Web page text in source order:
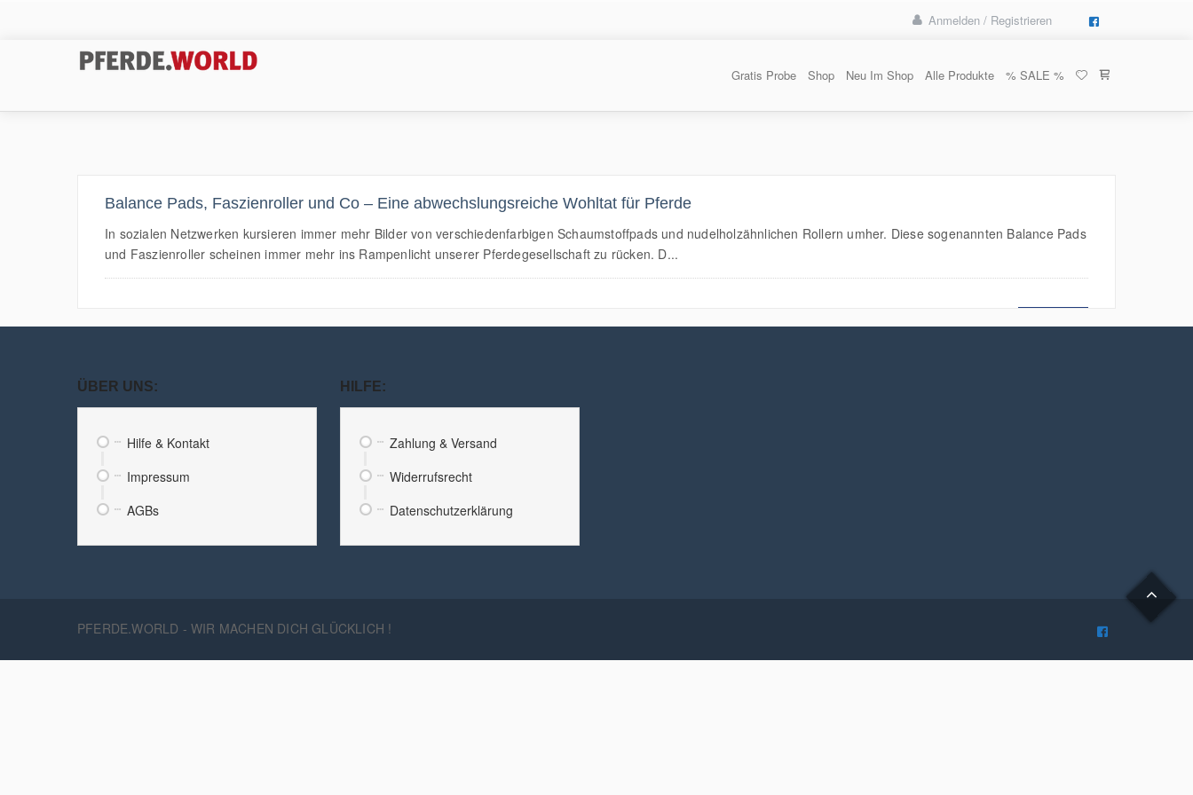
Anmelden / Registrieren
Gratis Probe Shop Neu Im Shop Alle Produkte % SALE %
Balance Pads, Faszienroller und Co – Eine abwechslungsreiche Wohltat für Pferde
In sozialen Netzwerken kursieren immer mehr Bilder von verschiedenfarbigen Schaumstoffpads und nudelholzähnlichen Rollern umher. Diese sogenannten Balance Pads
und Faszienroller scheinen immer mehr ins Rampenlicht unserer Pferdegesellschaft zu rücken. D...
ÜBER UNS:
Hilfe & Kontakt
Impressum
AGBs
HILFE:
Zahlung & Versand
Widerrufsrecht
Datenschutzerklärung
PFERDE.WORLD - WIR MACHEN DICH GLÜCKLICH !